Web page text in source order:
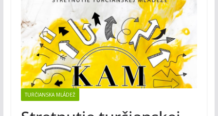
TURČIANSKA MLÁDEŽ